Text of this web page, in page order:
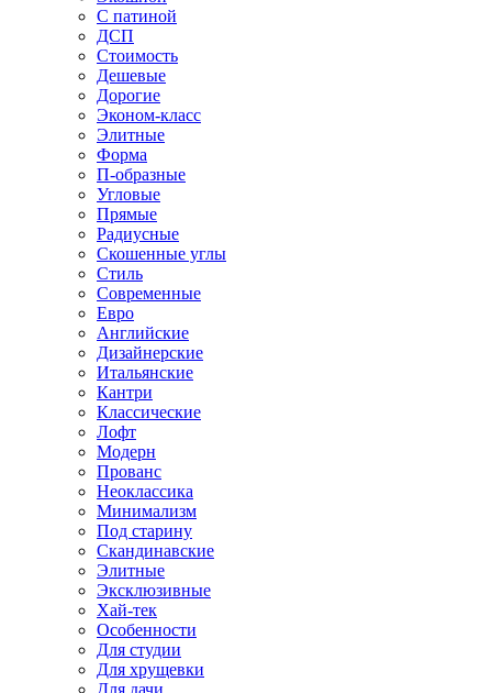
С патиной
ДСП
Стоимость
Дешевые
Дорогие
Эконом-класс
Элитные
Форма
П-образные
Угловые
Прямые
Радиусные
Скошенные углы
Стиль
Современные
Евро
Английские
Дизайнерские
Итальянские
Кантри
Классические
Лофт
Модерн
Прованс
Неоклассика
Минимализм
Под старину
Скандинавские
Элитные
Эксклюзивные
Хай-тек
Особенности
Для студии
Для хрущевки
Для дачи